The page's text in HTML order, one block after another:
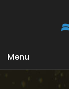
Menu